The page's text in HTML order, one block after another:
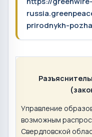
prirodnykh-
Управление
возможным
Свердловской